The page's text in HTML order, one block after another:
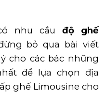
nhu cầu độ ghế
bỏ qua bài viết
cho các bác những
để lựa chọn địa
ghế Limousine cho